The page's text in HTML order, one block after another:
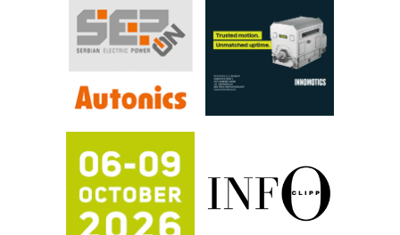
RILINEX kompanije Rittal
FANUC: Najbolje za vašu pametnu
automatizaciju
Efikasno upravljanje energijom
Automatizacija pakovanja · Display
Proizvodnja iC7 Hybrid 1500 VDC
mrežnog pretvarača sa tečnim
hlađenjem
Potpuna efikasnost bez složenih
sistema